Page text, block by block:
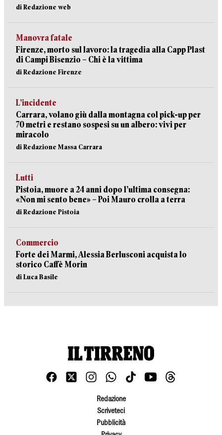
di Redazione web
Manovra fatale
Firenze, morto sul lavoro: la tragedia alla Capp Plast
di Campi Bisenzio – Chi è la vittima
di Redazione Firenze
L’incidente
Carrara, volano giù dalla montagna col pick-up per
70 metri e restano sospesi su un albero: vivi per
miracolo
di Redazione Massa Carrara
Lutti
Pistoia, muore a 24 anni dopo l’ultima consegna:
«Non mi sento bene» – Poi Mauro crolla a terra
di Redazione Pistoia
Commercio
Forte dei Marmi, Alessia Berlusconi acquista lo
storico Caffè Morin
di Luca Basile
Redazione
Scriveteci
Pubblicità